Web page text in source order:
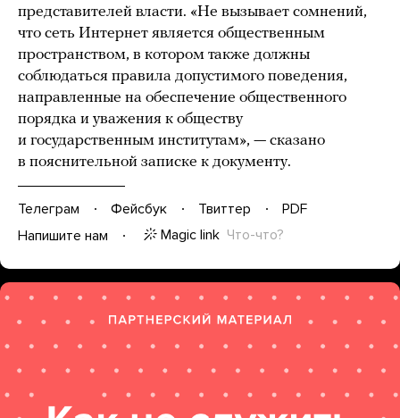
представителей власти. «Не вызывает сомнений,
что сеть Интернет является общественным
пространством, в котором также должны
соблюдаться правила допустимого поведения,
направленные на обеспечение общественного
порядка и уважения к обществу
и государственным институтам», — сказано
в пояснительной записке к документу.
Телеграм Фейсбук Твиттер
PDF
Напишите нам
Magic link Что-что?